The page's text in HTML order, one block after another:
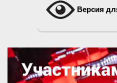
Версия